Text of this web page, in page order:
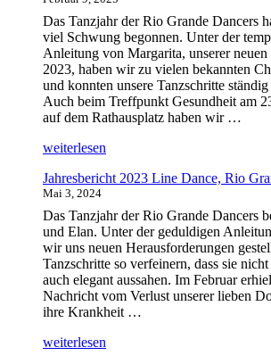
Das Tanzjahr der Rio Grande Dancers
viel Schwung begonnen. Unter der
Anleitung von Margarita, unserer
2023, haben wir zu vielen bekannten
und konnten unsere Tanzschritte
Auch beim Treffpunkt Gesundheit am
auf dem Rathausplatz haben wir …
„Line
Jahresbericht
2024“
weiterlesen
Jahresbericht 2023 Line Dance, Rio
Mai 3, 2024
Das Tanzjahr der Rio Grande Dancers
und Elan. Unter der geduldigen
wir uns neuen Herausforderungen
Tanzschritte so verfeinern, dass sie
auch elegant aussahen. Im Februar
Nachricht vom Verlust unserer lieben
ihre Krankheit …
„Jahresbericht
weiterlesen